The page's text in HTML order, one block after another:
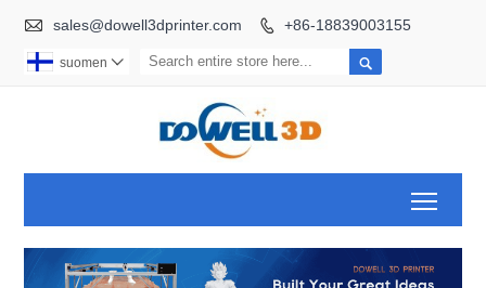
 sales@dowell3dprinter.com  +86-18839003155

suomen 